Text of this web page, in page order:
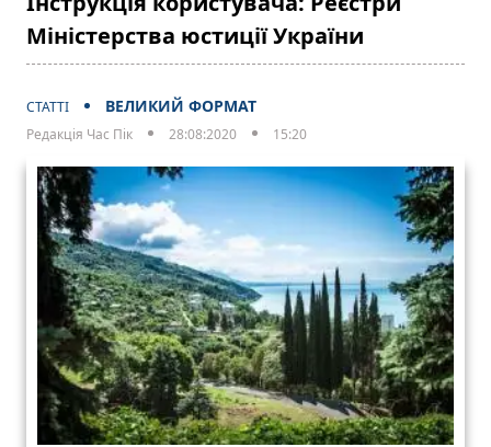
Міністерства юстиції України
СТАТТІ ВЕЛИКИЙ ФОРМАТ
Редакція Час Пік 28:08:2020 15:20